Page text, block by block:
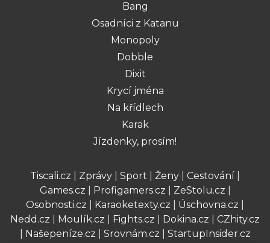
Bang
Osadníci z Katanu
Monopoly
Dobble
Dixit
Krycí jména
Na křídlech
Karak
Jízdenky, prosím!
Tiscali.cz Zprávy Sport Ženy Cestování
Games.cz
Profigamers.cz ZeStolu.cz
Osobnosti.cz
Karaoketexty.cz Úschovna.cz
Nedd.cz
Moulík.cz Fights.cz Dokina.cz
CZhity.cz
Našepeníze.cz Srovnám.cz StartupInsider.cz